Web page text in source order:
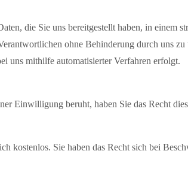
die Sie uns bereitgestellt haben, in einem
ohne Behinderung durch uns
uns mithilfe automatisierter Verfahren erfolgt.
Einwilligung beruht, haben Sie das Recht
kostenlos. Sie haben das Recht sich bei